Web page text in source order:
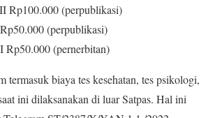
Rp100.000 (perpublikasi)
(perpublikasi)
Rp50.000 (pernerbitan)
termasuk biaya tes kesehatan, tes psikologi,
ini dilaksanakan di luar Satpas. Hal ini